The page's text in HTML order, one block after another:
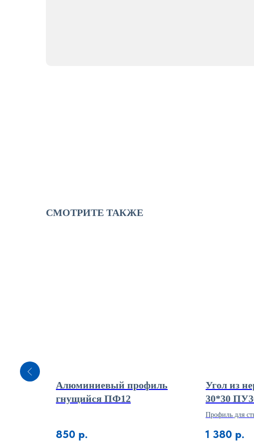
СМОТРИТЕ ТАКЖЕ
Алюминиевый профиль
гнущийся ПФ12
850 р.
Угол из
30*30
Профиль для
1 380 р.